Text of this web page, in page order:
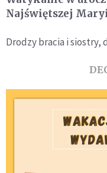
Najświętszej
Drodzy bracia i siostry,